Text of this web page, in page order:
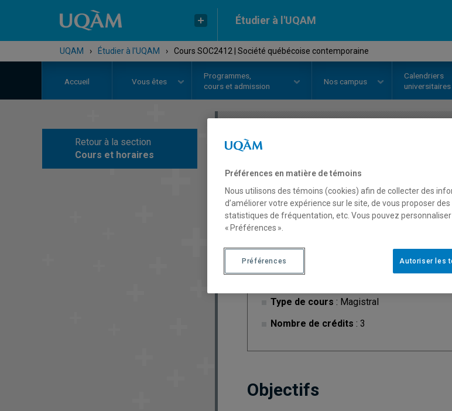
Étudier à l'UQAM
UQAM › Étudier à l'UQAM › Cours SOC2412 | Société québécoise contemporaine
Accueil Vous êtes
Programmes,
cours et admission
Nos campus
Calendriers
universitaires
Retour à la section
Cours et horaires
COURS
Description Horaire - Été
Type de cours : Magistral
Nombre de crédits : 3
Objectifs
Préférences en matière de témoins
Nous utilisons des témoins (cookies) afin de collecter des
d’améliorer votre expérience sur le site, de vous proposer
statistiques de fréquentation, etc. Vous pouvez
« Préférences ».
Autoriser les
Préférences